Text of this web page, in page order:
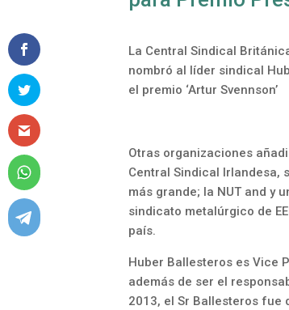
La Central Sindical
nombró al líder sindical
el premio ‘Artur Svennson’
Otras organizaciones
Central Sindical Irlandesa,
más grande; la NUT and y
sindicato metalúrgico de
país.
Huber Ballesteros es Vice
además de ser el
2013, el Sr Ballesteros fue